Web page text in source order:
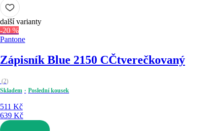
další varianty
-20 %
Pantone
Zápisník Blue 2150 CČtverečkovaný
(2)
Skladem
Poslední kousek
511 Kč
639 Kč